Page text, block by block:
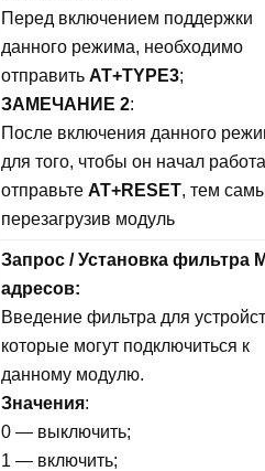
Перед включением поддержки
данного режима, необходимо
отправить AT+TYPE3;
ЗАМЕЧАНИЕ 2:
После включения данного
для того, чтобы он начал
отправьте AT+RESET, тем
перезагрузив модуль
Запрос / Установка фильтра
адресов:
Введение фильтра для
которые могут подключиться к
данному модулю.
Значения:
0 — выключить;
1 — включить;